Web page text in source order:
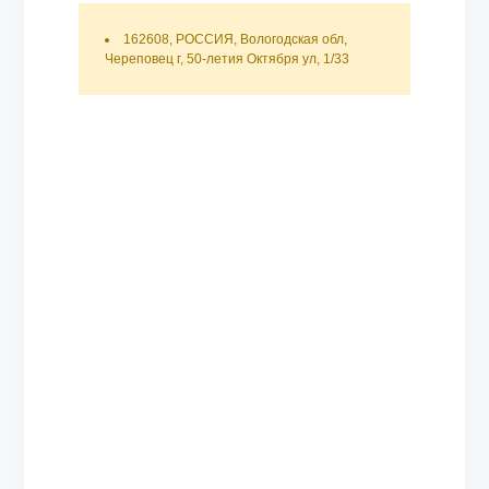
162608, РОССИЯ, Вологодская обл,
Череповец г, 50-летия Октября ул, 1/33